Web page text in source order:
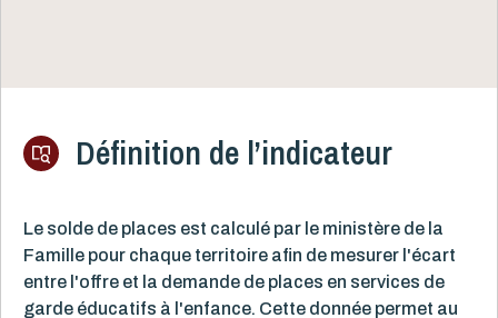
Définition de l’indicateur
Le solde de places est calculé par le ministère de la
Famille pour chaque territoire afin de mesurer l'écart
entre l'offre et la demande de places en services de
garde éducatifs à l'enfance. Cette donnée permet au